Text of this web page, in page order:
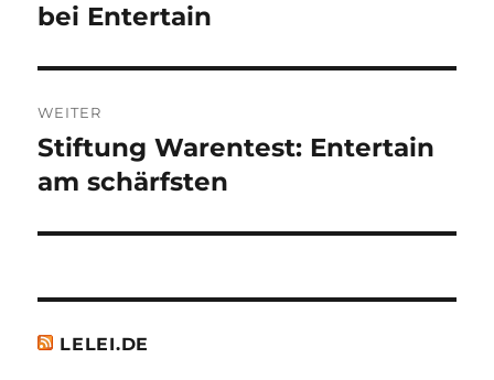
Beitrag:
bei Entertain
WEITER
Nächster
Beitrag:
Stiftung Warentest: Entertain
am schärfsten
LELEI.DE